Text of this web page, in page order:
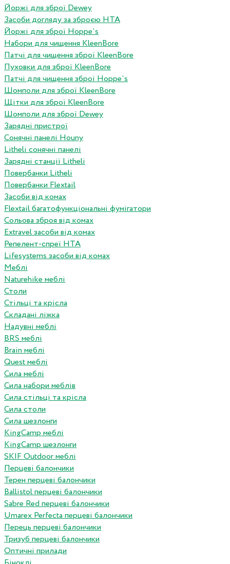
Йоржі для зброї Dewey
Засоби догляду за зброєю HTA
Йоржі для зброї Hoppe`s
Набори для чищення KleenBore
Патчі для чищення зброї KleenBore
Пуховки для зброї KleenBore
Патчі для чищення зброї Hoppe`s
Шомполи для зброї KleenBore
Щітки для зброї KleenBore
Шомполи для зброї Dewey
Зарядні пристрої
Сонячні панелі Houny
Litheli сонячні панелі
Зарядні станції Litheli
Повербанки Litheli
Повербанки Flextail
Засоби від комах
Flextail багатофункціональні фумігатори
Сольова зброя від комах
Extravel засоби від комах
Репелент-спреї HTA
Lifesystems засоби від комах
Меблі
Naturehike меблі
Столи
Стільці та крісла
Складані ліжка
Надувні меблі
BRS меблі
Brain меблі
Quest меблі
Сила меблі
Сила набори меблів
Сила стільці та крісла
Сила столи
Сила шезлонги
KingCamp меблі
KingCamp шезлонги
SKIF Outdoor меблі
Перцеві балончики
Терен перцеві балончики
Ballistol перцеві балончики
Sabre Red перцеві балончики
Umarex Perfecta перцеві балончики
Перець перцеві балончики
Тризуб перцеві балончики
Оптичні прилади